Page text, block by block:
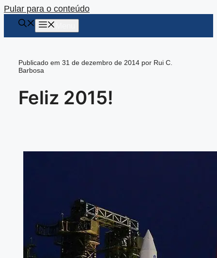
Pular para o conteúdo
Publicado em 31 de dezembro de 2014 por Rui C.
Barbosa
Feliz 2015!